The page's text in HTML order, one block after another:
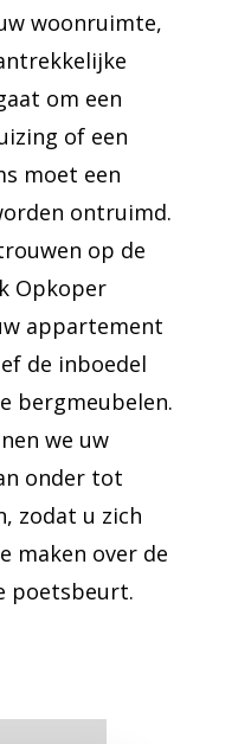
woonruimte,
om een
of een
moet een
ontruimd.
op de
Opkoper
appartement
de inboedel
bergmeubelen.
we uw
onder tot
zodat u zich
maken over de
poetsbeurt.